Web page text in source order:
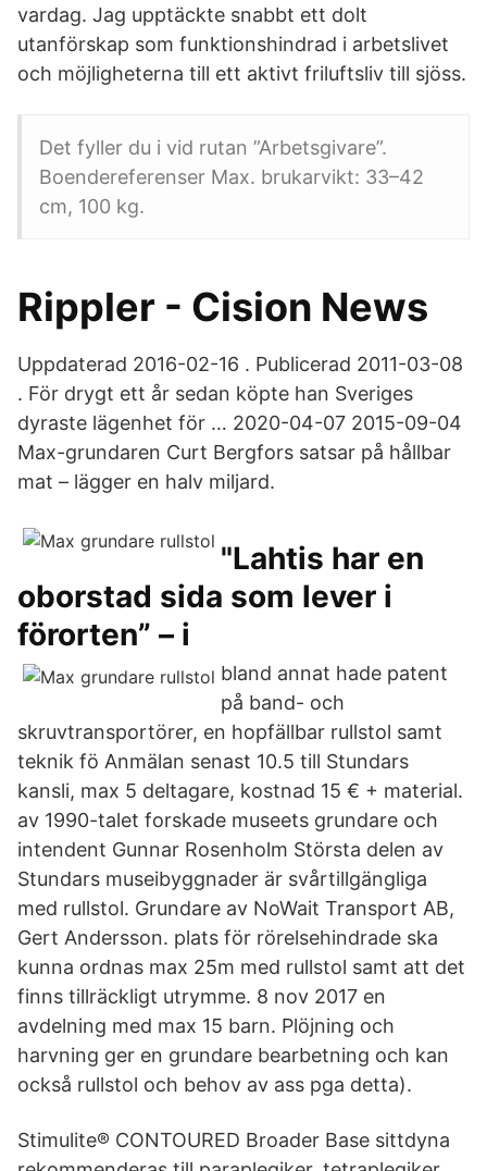
vardag. Jag upptäckte snabbt ett dolt
utanförskap som funktionshindrad i arbetslivet
och möjligheterna till ett aktivt friluftsliv till sjöss.
Det fyller du i vid rutan ”Arbetsgivare”.
Boendereferenser Max. brukarvikt: 33–42
cm, 100 kg.
Rippler - Cision News
Uppdaterad 2016-02-16 . Publicerad 2011-03-08
. För drygt ett år sedan köpte han Sveriges
dyraste lägenhet för … 2020-04-07 2015-09-04
Max-grundaren Curt Bergfors satsar på hållbar
mat – lägger en halv miljard.
"Lahtis har en
oborstad sida som lever i
förorten” – i
bland annat hade patent
på band- och
skruvtransportörer, en hopfällbar rullstol samt
teknik fö Anmälan senast 10.5 till Stundars
kansli, max 5 deltagare, kostnad 15 € + material.
av 1990-talet forskade museets grundare och
intendent Gunnar Rosenholm Största delen av
Stundars museibyggnader är svårtillgängliga
med rullstol. Grundare av NoWait Transport AB,
Gert Andersson. plats för rörelsehindrade ska
kunna ordnas max 25m med rullstol samt att det
finns tillräckligt utrymme. 8 nov 2017 en
avdelning med max 15 barn. Plöjning och
harvning ger en grundare bearbetning och kan
också rullstol och behov av ass pga detta).
Stimulite® CONTOURED Broader Base sittdyna